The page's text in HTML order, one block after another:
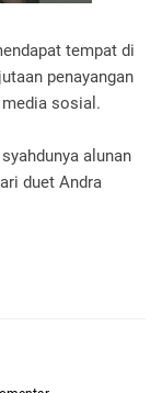
tempat di
penayangan
sosial.
alunan
duet Andra